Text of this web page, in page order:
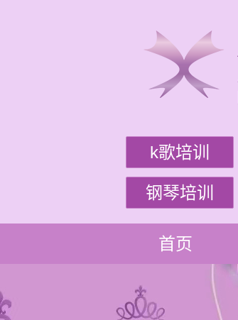
k歌培训
钢琴培训
首页